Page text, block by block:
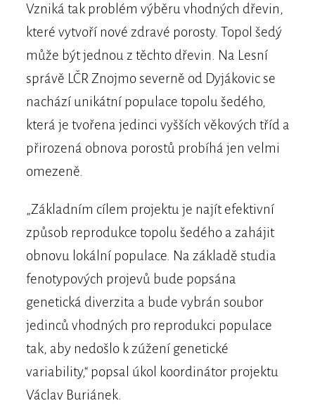
Vzniká tak problém výběru vhodných dřevin,
které vytvoří nové zdravé porosty. Topol šedý
může být jednou z těchto dřevin. Na Lesní
správě LČR Znojmo severně od Dyjákovic se
nachází unikátní populace topolu šedého,
která je tvořena jedinci vyšších věkových tříd a
přirozená obnova porostů probíhá jen velmi
omezeně.
„Základním cílem projektu je najít efektivní
způsob reprodukce topolu šedého a zahájit
obnovu lokální populace. Na základě studia
fenotypových projevů bude popsána
genetická diverzita a bude vybrán soubor
jedinců vhodných pro reprodukci populace
tak, aby nedošlo k zúžení genetické
variability,“ popsal úkol koordinátor projektu
Václav Buriánek.